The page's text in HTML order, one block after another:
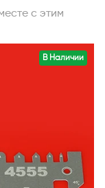
с этим
В Наличии